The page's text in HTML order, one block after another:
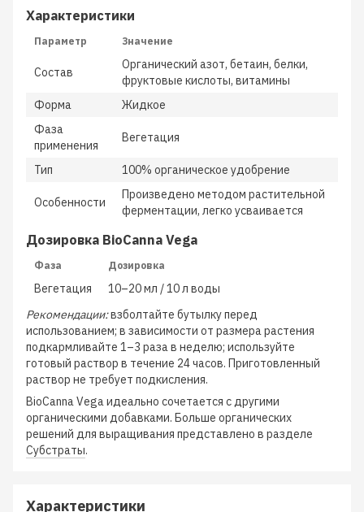
Характеристики
Параметр Значение
Состав
Органический азот, бетаин, белки,
фруктовые кислоты, витамины
Форма
Жидкое
Фаза
применения
Вегетация
Тип 100% органическое удобрение
Особенности
Произведено методом растительной
ферментации, легко усваивается
Дозировка BioCanna Vega
Фаза Дозировка
Вегетация
10–20 мл / 10 л воды
Рекомендации:взболтайте бутылку перед
использованием; в зависимости от размера растения
подкармливайте 1–3 раза в неделю; используйте
готовый раствор в течение 24 часов. Приготовленный
раствор не требует подкисления.
BioCanna Vega идеально сочетается с другими
органическими добавками. Больше органических
решений для выращивания представлено в разделе
Субстраты.
Характеристики